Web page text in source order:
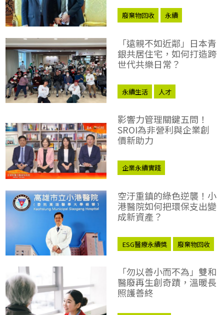
廢棄物回收
永續
「遠親不如近鄰」日本青
銀共居住宅，如何打造跨
世代共樂日常？
永續生活 人才
影響力管理關鍵五問！
SROI為非營利與企業創
價新助力
企業永續實踐
空汙重鎮的綠色逆襲！小
港醫院如何把環保支出變
成新資產？
ESG醫療永續獎
廢棄物回收
「勿以善小而不為」雙和
醫廢再生創奇蹟，溫暖長
照護善終